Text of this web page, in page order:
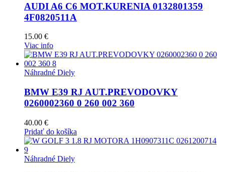
AUDI A6 C6 MOT.KURENIA 0132801359
4F0820511A
15.00 €
Viac info
Náhradné Diely
BMW E39 RJ AUT.PREVODOVKY
0260002360 0 260 002 360
40.00 €
Pridať do košíka
Náhradné Diely